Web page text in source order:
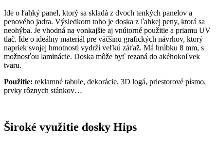
Ide o ľahký panel, ktorý sa skladá z dvoch tenkých panelov a
penového jadra. Výsledkom toho je doska z ľahkej peny, ktorá sa
neohýba. Je vhodná na vonkajšie aj vnútorné použitie a priamu UV
tlač. Ide o ideálny materiál pre väčšinu grafických návrhov, ktorý
napriek svojej hmotnosti vydrží veľkú záťaž. Má hrúbku 8 mm, s
možnosťou laminácie. Doska môže byť rezaná do akéhokoľvek
tvaru.
Použitie: reklamné tabule, dekorácie, 3D logá, priestorové písmo,
prvky rôznych stánkov…
Široké využitie dosky Hips